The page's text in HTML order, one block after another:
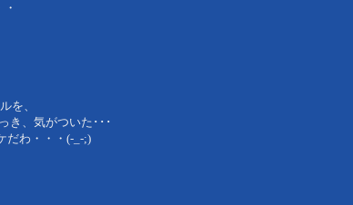
を、
き、気がついた･･･
だわ・・・(-_-;)